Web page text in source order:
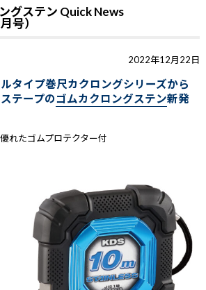
グステン Quick News
号）
2022年12月22日
タイプ巻尺カクロングシリーズから
テープのゴムカクロングステン新発
れたゴムプロテクター付